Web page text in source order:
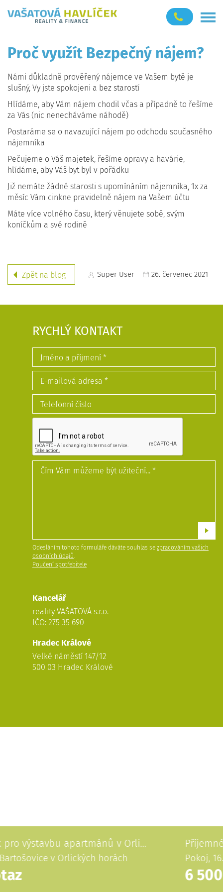
Proč využít Bezpečný nájem?
Námi důkladně prověřený nájemce ve Vašem bytě je
slušný, Vy jste spokojeni a bez starostí
Hlídáme, aby Vám nájem chodil včas a případně to řešíme
za Vás (nic nenecháváme náhodě)
Postaráme se o navazující nájem po odchodu současného
nájemníka
Pečujeme o Váš majetek, řešíme opravy a havárie,
hlídáme, aby Váš byt byl v pořádku
Již nemáte žádné starosti s upomínáním nájemníka, 1x za
měsíc Vám cinkne pravidelně nájem na Vašem účtu
Máte více volného času, který věnujete sobě, svým
koníčkům a své rodině
Zpět na blog Super User 26. červenec 2021
RYCHLÝ KONTAKT
Odesláním tohoto formuláře dáváte souhlas se zpracováním vašich
osobních údajů.
Poučení spotřebitele
Kancelář
reality VAŠATOVÁ s.r.o.
IČO: 275 35 690
Hradec Králové
Velké náměstí 147/12
500 03 Hradec Králové
Pozemek pro výstavbu apartmánů v Orlických horách Příjemné bydlení blízko centra
Pokoj, 16.3m , Na Spravedlnosti,